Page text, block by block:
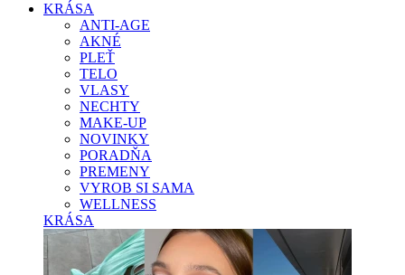
KRÁSA
ANTI-AGE
AKNÉ
PLEŤ
TELO
VLASY
NECHTY
MAKE-UP
NOVINKY
PORADŇA
PREMENY
VYROB SI SAMA
WELLNESS
KRÁSA